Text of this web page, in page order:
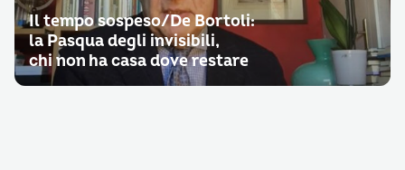
Il tempo sospeso/De Bortoli:
la Pasqua degli invisibili,
chi non ha casa dove restare